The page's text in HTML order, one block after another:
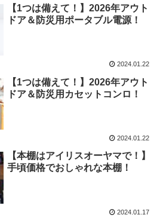
【1つは備えて！】2026年アウト
ドア＆防災用ポータブル電源！
2024.01.22
【1つは備えて！】2026年アウト
ドア＆防災用カセットコンロ！
2024.01.22
【本棚はアイリスオーヤマで！】
手頃価格でおしゃれな本棚！
2024.01.17